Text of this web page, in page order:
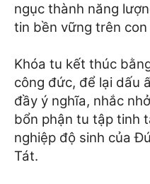
ngục thành năng
tin bền vững trên
Khóa tu kết thúc
công đức, để lại dấu
đầy ý nghĩa, nhắc
bổn phận tu tập tinh
nghiệp độ sinh của
Tát.